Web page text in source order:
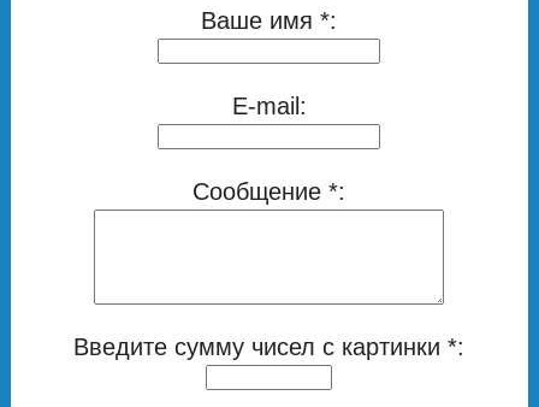
Ваше имя *:
E-mail:
Сообщение *:
Введите сумму чисел с картинки *: